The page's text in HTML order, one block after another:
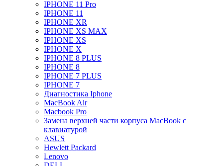
IPHONE 11 Pro
IPHONE 11
IPHONE XR
IPHONE XS MAX
IPHONE XS
IPHONE X
IPHONE 8 PLUS
IPHONE 8
IPHONE 7 PLUS
IPHONE 7
Диагностика Iphone
MacBook Air
Macbook Pro
Замена верхней части корпуса MacBook с
клавиатурой
ASUS
Hewlett Packard
Lenovo